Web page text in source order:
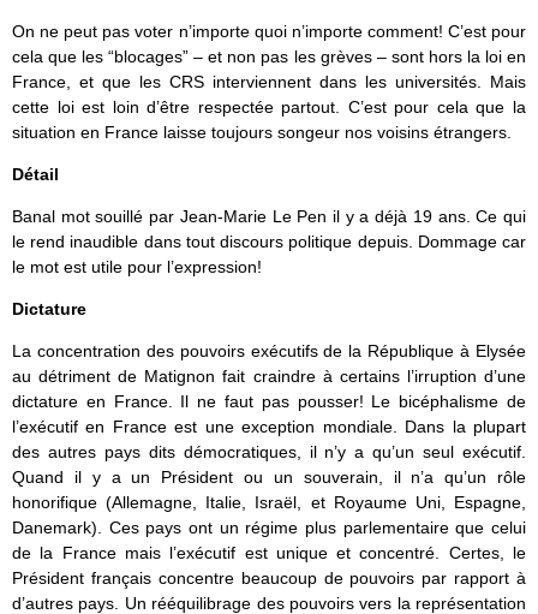
On ne peut pas voter n’importe quoi n’importe comment! C’est pour
cela que les “blocages” – et non pas les grèves – sont hors la loi en
France, et que les CRS interviennent dans les universités. Mais
cette loi est loin d’être respectée partout. C’est pour cela que la
situation en France laisse toujours songeur nos voisins étrangers.
Détail
Banal mot souillé par Jean-Marie Le Pen il y a déjà 19 ans. Ce qui
le rend inaudible dans tout discours politique depuis. Dommage car
le mot est utile pour l’expression!
Dictature
La concentration des pouvoirs exécutifs de la République à Elysée
au détriment de Matignon fait craindre à certains l’irruption d’une
dictature en France. Il ne faut pas pousser! Le bicéphalisme de
l’exécutif en France est une exception mondiale. Dans la plupart
des autres pays dits démocratiques, il n’y a qu’un seul exécutif.
Quand il y a un Président ou un souverain, il n’a qu’un rôle
honorifique (Allemagne, Italie, Israël, et Royaume Uni, Espagne,
Danemark). Ces pays ont un régime plus parlementaire que celui
de la France mais l’exécutif est unique et concentré. Certes, le
Président français concentre beaucoup de pouvoirs par rapport à
d’autres pays. Un rééquilibrage des pouvoirs vers la représentation